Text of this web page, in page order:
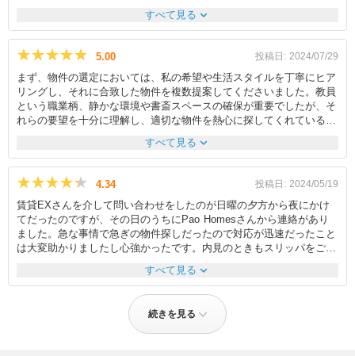
解りやすく丁寧に教えて貰えたのと、フリーレント（紹介ページには
なかった）など少し融通を大家さんに交渉してくだっさったり、引越
した。 物件の内見への移動中、車の中でも、物件とは関係ないけ
ど、引越しの豆知識みたいなのとかも教えてくださったり、ペットの
話とかもしてたので、あっという間に気付いたら物件に着いて退屈は
しなかったです。 内見でも持って行く予定の家具が入るかサイズ測
るのに協力してくださり、良い物件でも家具のサイズ的に全体的に狭
くなってしまう所があったりしたので、サイズ確認は重要だとわかり
ました。 物件が決まった後も相談に乗ってくれて、安心して契約出
すべて見る expand_more
★★★★★
★★★★★ 5.00 投稿日: 2024/07/29
まず、物件の選定においては、私の希望や生活スタイルを丁寧にヒア
リングし、それに合致した物件を複数提案してくださいました。教員
という職業柄、静かな環境や書斎スペースの確保が重要でしたが、そ
れらの要望を十分に理解し、適切な物件を熱心に探してくれているよ
うでした。しかし結果として私が選んだ物件に契約しました。次に、
契約手続きの際には、複雑な法律用語や条件について、分かりやすく
ついての疑問点を明確に解消してくださったことに感銘を受けまし
た。さらに、私の保証会社の学割の質問をしたのですが、その疑問に
逐一答えて頂きました。私は教員でありつつ大学院生であるのです
が、大学院生について保証会社の学割制度が適応可能なのかといった
ようなマニアックな質問にも迅速に問い合わせて子たたえて頂きまし
た。入金における納期の問題つまり、いつまでに契約金を入れなけれ
ばならないか？などをこまめに指導してくださりました。 最後に、
その社員の方の誠実さと熱意が伝わる方だったので、また彼のような
方にお手伝いして頂きたいと感じています。
すべて見る expand_more
★★★★★
★★★★★ 4.34 投稿日: 2024/05/19
賃貸EXさんを介して問い合わせをしたのが日曜の夕方から夜にかけ
てだったのですが、その日のうちにPao Homesさんから連絡があり
ました。急な事情で急ぎの物件探しだったので対応が迅速だったこと
は大変助かりましたし心強かったです。内見のときもスリッパをご用
意いただいたり、私が希望していた温水洗浄便座の取り付けについて
も、その場ですぐ確認してくださり、家主さんに交渉して配線工事費
かったです。さらに温水便座の取り付け工事を請け負ってくれる業者
さんも紹介してくださり、管理会社から紹介された業者さんの半額以
下で対応いただけたので担当者の方の人脈や手腕にプロ意識が感じら
すべて見る expand_more
続きを見る